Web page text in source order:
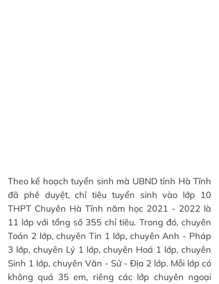
Theo kế hoạch tuyển sinh mà UBND tỉnh Hà Tĩnh
đã phê duyệt, chỉ tiêu tuyển sinh vào lớp 10
THPT Chuyên Hà Tĩnh năm học 2021 - 2022 là
11 lớp với tổng số 355 chỉ tiêu. Trong đó, chuyên
Toán 2 lớp, chuyên Tin 1 lớp, chuyên Anh - Pháp
3 lớp, chuyên Lý 1 lớp, chuyên Hoá 1 lớp, chuyên
Sinh 1 lớp, chuyên Văn - Sử - Địa 2 lớp. Mỗi lớp có
không quá 35 em, riêng các lớp chuyên ngoại